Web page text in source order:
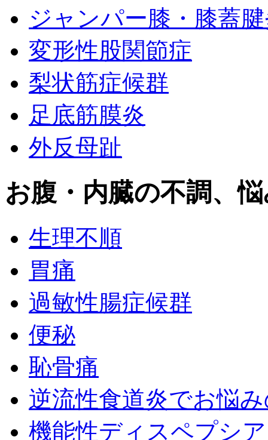
ジャンパー膝・膝蓋
変形性股関節症
梨状筋症候群
足底筋膜炎
外反母趾
お腹・内臓の不調、
生理不順
胃痛
過敏性腸症候群
便秘
恥骨痛
逆流性食道炎でお悩
機能性ディスペプシア